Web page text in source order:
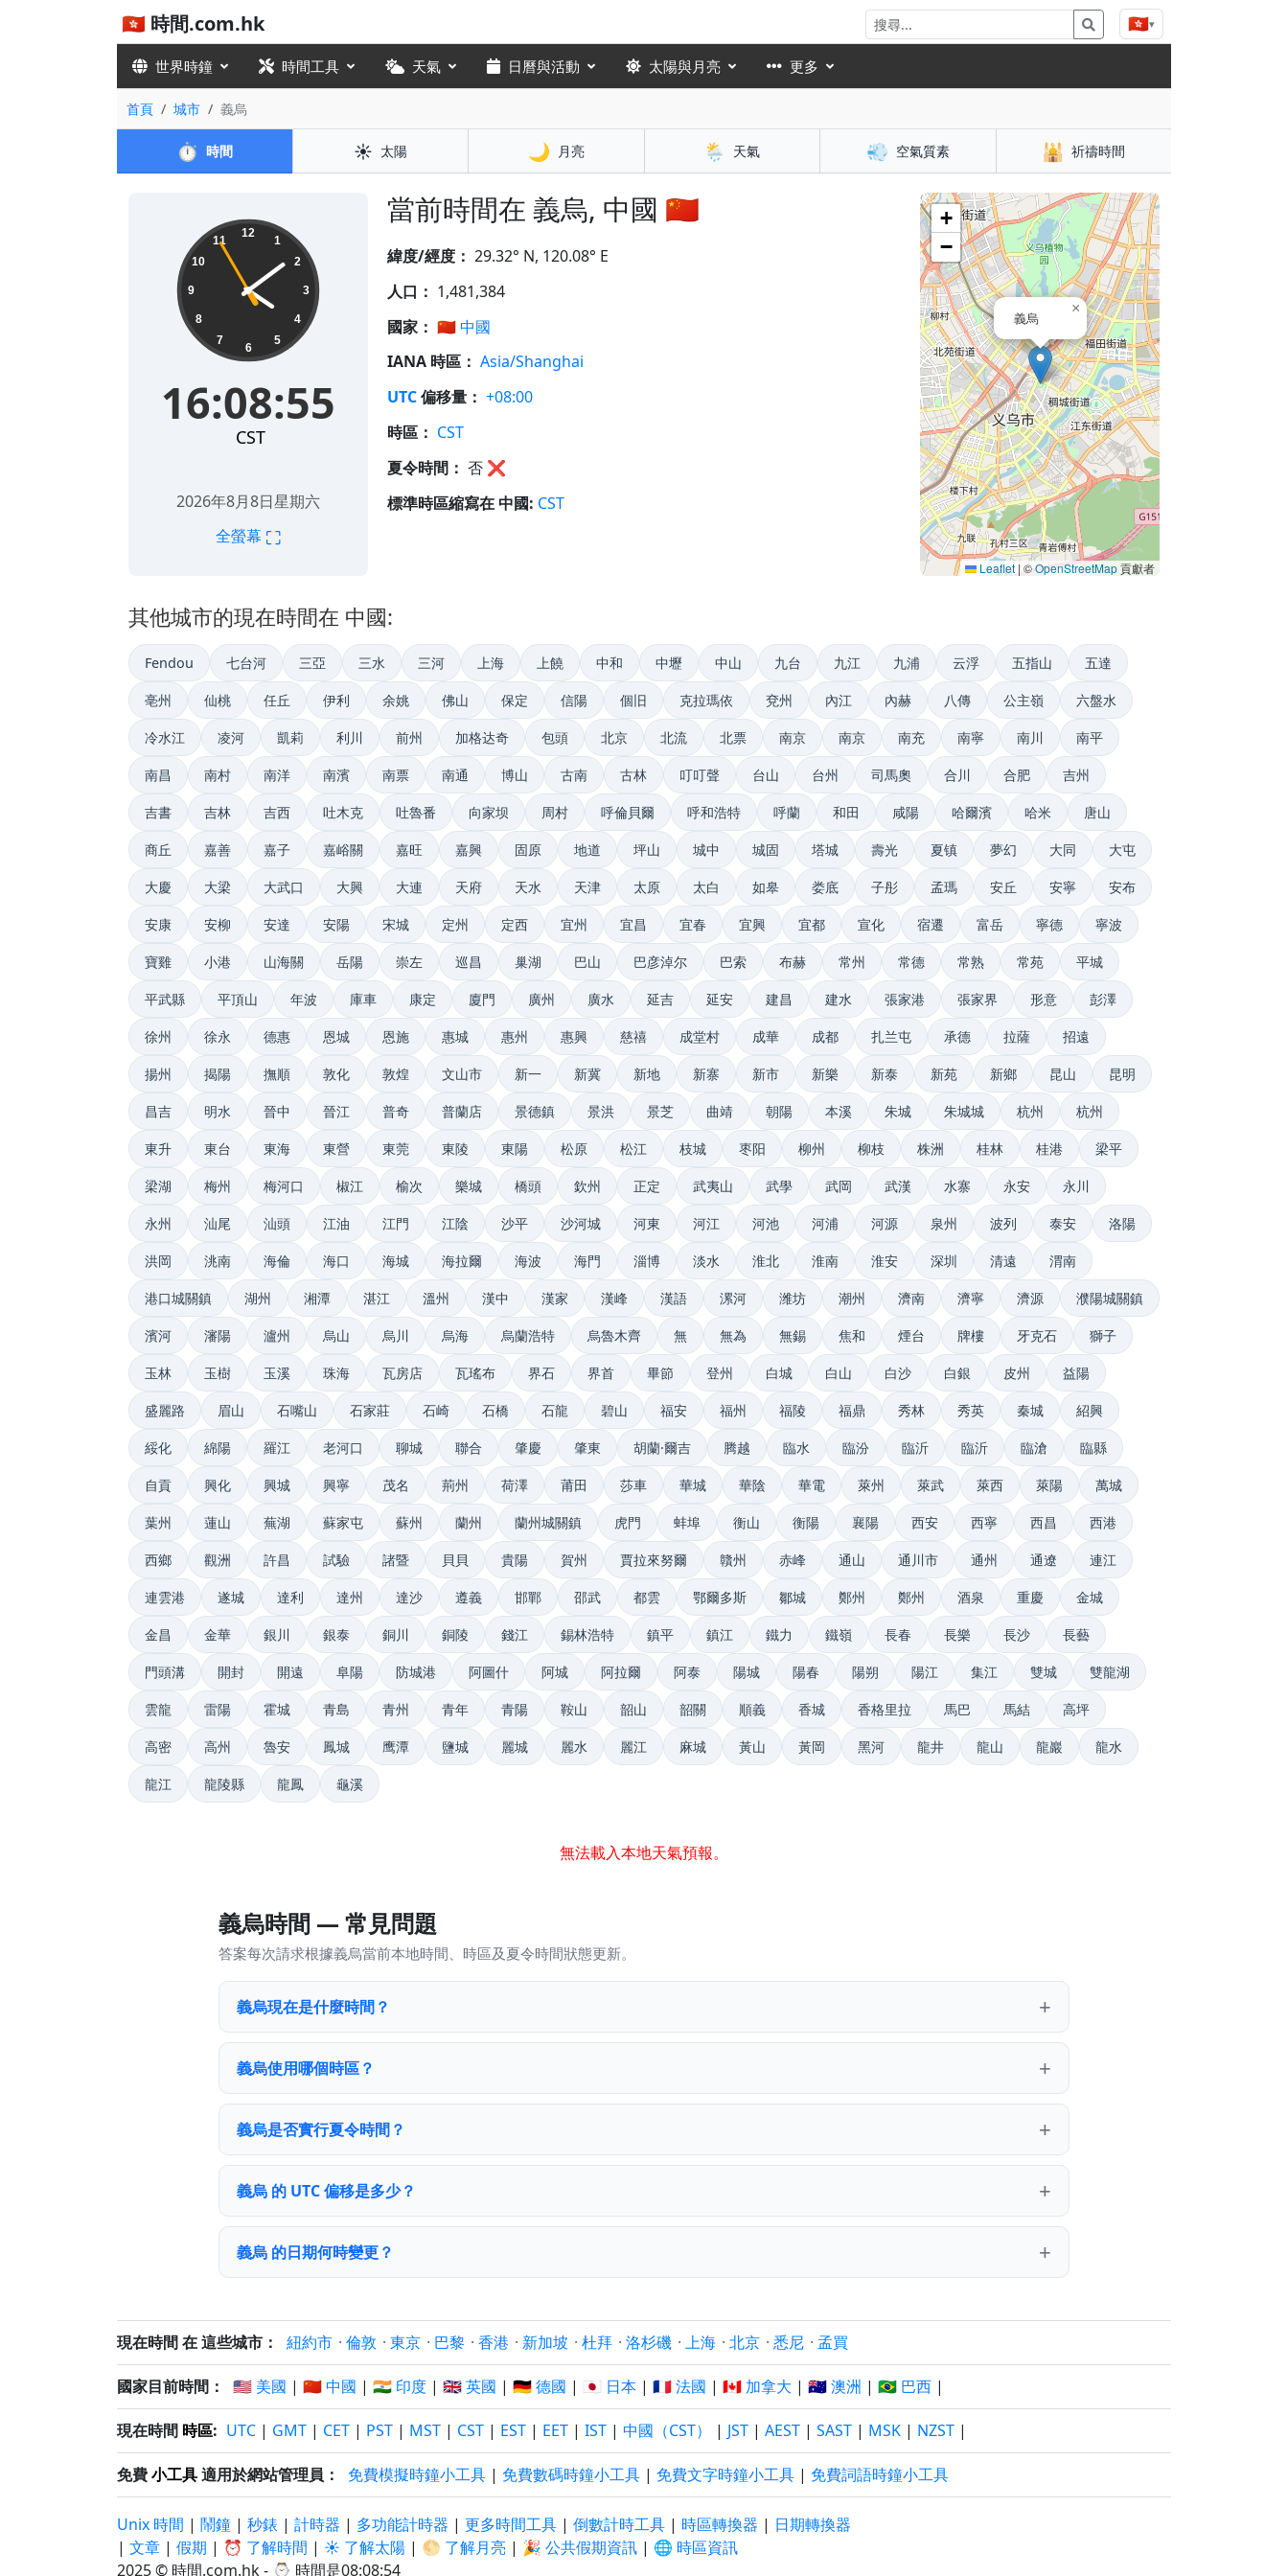
🇭🇰 時間.com.hk 🇭🇰▾
世界時鐘 時間工具 天氣 日曆與活動 太陽與月亮 更多
首頁 城市 義烏
⏱️ 時間 ☀️ 太陽 🌙 月亮 🌦️ 天氣 💨 空氣質素 🕌 祈禱時間
當前時間在 義烏, 中國 🇨🇳
16:08:55 12
1
2
3
4
5
6
7
8
9
10
11
16:08:55
CST
2026年8月8日星期六
全螢幕 ⛶
緯度/經度： 29.32° N, 120.08° E
人口： 1,481,384
國家： 🇨🇳中國
IANA 時區： Asia/Shanghai
UTC偏移量： +08:00
時區： CST
夏令時間： 否 ❌
標準時區縮寫在 中國: CST
義烏
×
+
−
Leaflet |©OpenStreetMap貢獻者
其他城市的現在時間在 中國:
Fendou 七台河 三亞 三水 三河 上海 上饒 中和 中壢 中山 九台 九江 九浦 云浮 五指山 五達
亳州 仙桃 任丘 伊利 余姚 佛山 保定 信陽 個旧 克拉瑪依 兗州 內江 內赫 八傳 公主嶺 六盤水
冷水江 凌河 凱莉 利川 前州 加格达奇 包頭 北京 北流 北票 南京 南京 南充 南寧 南川 南平
南昌 南村 南洋 南濱 南票 南通 博山 古南 古林 叮叮聲 台山 台州 司馬奧 合川 合肥 吉州
吉書 吉林 吉西 吐木克 吐魯番 向家坝 周村 呼倫貝爾 呼和浩特 呼蘭 和田 咸陽 哈爾濱 哈米 唐山
商丘 嘉善 嘉子 嘉峪關 嘉旺 嘉興 固原 地道 坪山 城中 城固 塔城 壽光 夏镇 夢幻 大同 大屯
大慶 大梁 大武口 大興 大連 天府 天水 天津 太原 太白 如皋 娄底 子彤 孟瑪 安丘 安寧 安布
安康 安柳 安達 安陽 宋城 定州 定西 宜州 宜昌 宜春 宜興 宜都 宣化 宿遷 富岳 寧德 寧波
寶雞 小港 山海關 岳陽 崇左 巡昌 巢湖 巴山 巴彦淖尔 巴索 布赫 常州 常德 常熟 常苑 平城
平武縣 平頂山 年波 庫車 康定 廈門 廣州 廣水 延吉 延安 建昌 建水 張家港 張家界 形意 彭澤
徐州 徐永 德惠 恩城 恩施 惠城 惠州 惠興 慈禧 成堂村 成華 成都 扎兰屯 承德 拉薩 招遠
揚州 揭陽 撫順 敦化 敦煌 文山市 新一 新冀 新地 新寨 新市 新樂 新泰 新苑 新鄉 昆山 昆明
昌吉 明水 晉中 晉江 普奇 普蘭店 景德鎮 景洪 景芝 曲靖 朝陽 本溪 朱城 朱城城 杭州 杭州
東升 東台 東海 東營 東莞 東陵 東陽 松原 松江 枝城 枣阳 柳州 柳枝 株洲 桂林 桂港 梁平
梁湖 梅州 梅河口 椒江 榆次 樂城 橋頭 欽州 正定 武夷山 武學 武岡 武漢 水寨 永安 永川
永州 汕尾 汕頭 江油 江門 江陰 沙平 沙河城 河東 河江 河池 河浦 河源 泉州 波列 泰安 洛陽
洪岡 洮南 海倫 海口 海城 海拉爾 海波 海門 淄博 淡水 淮北 淮南 淮安 深圳 清遠 渭南
港口城關鎮 湖州 湘潭 湛江 溫州 漢中 漢家 漢峰 漢語 漯河 潍坊 潮州 濟南 濟寧 濟源 濮陽城關鎮
濱河 瀋陽 瀘州 烏山 烏川 烏海 烏蘭浩特 烏魯木齊 無 無為 無錫 焦和 煙台 牌樓 牙克石 獅子
玉林 玉樹 玉溪 珠海 瓦房店 瓦瑤布 界石 界首 畢節 登州 白城 白山 白沙 白銀 皮州 益陽
盛麗路 眉山 石嘴山 石家莊 石崎 石橋 石龍 碧山 福安 福州 福陵 福鼎 秀林 秀英 秦城 紹興
綏化 綿陽 羅江 老河口 聊城 聯合 肇慶 肇東 胡蘭·爾吉 腾越 臨水 臨汾 臨沂 臨沂 臨滄 臨縣
自貢 興化 興城 興寧 茂名 荊州 荷澤 莆田 莎車 華城 華陰 華電 萊州 萊武 萊西 萊陽 萬城
葉州 蓮山 蕪湖 蘇家屯 蘇州 蘭州 蘭州城關鎮 虎門 蚌埠 衡山 衡陽 襄陽 西安 西寧 西昌 西港
西鄉 觀洲 許昌 試驗 諸暨 貝貝 貴陽 賀州 賈拉來努爾 贛州 赤峰 通山 通川市 通州 通遼 連江
連雲港 遂城 達利 達州 達沙 遵義 邯鄲 邵武 都雲 鄂爾多斯 鄒城 鄭州 鄭州 酒泉 重慶 金城
金昌 金華 銀川 銀泰 銅川 銅陵 錢江 錫林浩特 鎮平 鎮江 鐵力 鐵嶺 長春 長樂 長沙 長藝
門頭溝 開封 開遠 阜陽 防城港 阿圖什 阿城 阿拉爾 阿泰 陽城 陽春 陽朔 陽江 集江 雙城 雙龍湖
雲龍 雷陽 霍城 青島 青州 青年 青陽 鞍山 韶山 韶關 順義 香城 香格里拉 馬巴 馬結 高坪
高密 高州 魯安 鳳城 鹰潭 鹽城 麗城 麗水 麗江 麻城 黃山 黃岡 黑河 龍井 龍山 龍巖 龍水
龍江 龍陵縣 龍鳳 龜溪
無法載入本地天氣預報。
義烏時間 — 常見問題
答案每次請求根據義烏當前本地時間、時區及夏令時間狀態更新。
義烏現在是什麼時間？
義烏使用哪個時區？
義烏是否實行夏令時間？
義烏 的 UTC 偏移是多少？
義烏 的日期何時變更？
現在時間 在 這些城市： 紐約市 · 倫敦 · 東京 · 巴黎 · 香港 · 新加坡 · 杜拜 · 洛杉磯 · 上海 · 北京 · 悉尼 · 孟買
國家目前時間： 🇺🇸 美國 | 🇨🇳 中國 | 🇮🇳 印度 | 🇬🇧 英國 | 🇩🇪 德國 | 🇯🇵 日本 | 🇫🇷 法國 | 🇨🇦 加拿大 | 🇦🇺 澳洲 | 🇧🇷 巴西 |
現在時間 時區: UTC | GMT | CET | PST | MST | CST | EST | EET | IST | 中國（CST） | JST | AEST | SAST | MSK | NZST |
免費小工具適用於網站管理員： 免費模擬時鐘小工具 | 免費數碼時鐘小工具 | 免費文字時鐘小工具 | 免費詞語時鐘小工具
Unix 時間 | 鬧鐘 | 秒錶 | 計時器 | 多功能計時器 | 更多時間工具 | 倒數計時工具 | 時區轉換器 | 日期轉換器
| 文章 | 假期 | ⏰ 了解時間 | ☀️ 了解太陽 | 🌕 了解月亮 | 🎉 公共假期資訊 | 🌐 時區資訊
2025 © 時間.com.hk - ⌚ 時間是08:08:55